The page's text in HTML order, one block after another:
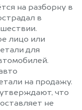
на разборку в
в
лицо или
для
на продажу.
что
не